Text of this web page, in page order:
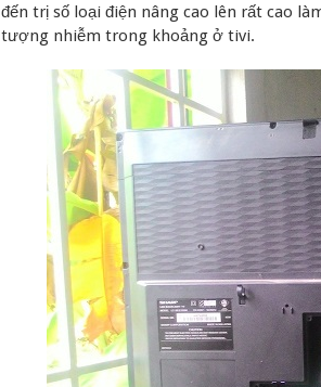
đến trị số loại điện nâng cao lên rất cao
tượng nhiễm trong khoảng ở tivi.